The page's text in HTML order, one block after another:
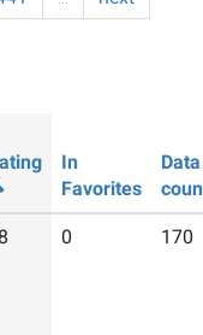
In
Favorites
Data
0 170